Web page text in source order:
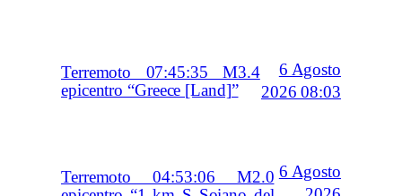
Terremoto 07:45:35 M3.4
epicentro “Greece [Land]”
6 Agosto
2026 08:03
Terremoto 04:53:06 M2.0 6 Agosto